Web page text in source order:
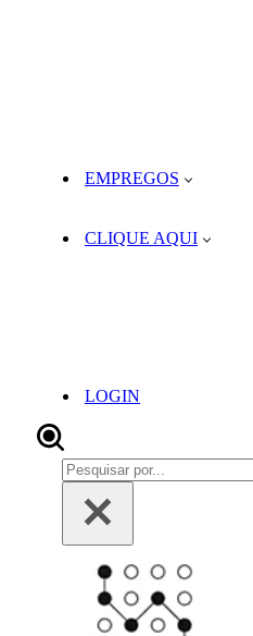
EMPREGOS
CLIQUE AQUI
LOGIN
Pesquisar
por...